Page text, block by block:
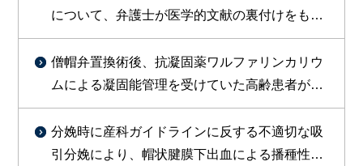
について、弁護士が医学的文献の裏付けをもっ
て主張し、総額約1800万円で勝訴的和解が成立
した事例
僧帽弁置換術後、抗凝固薬ワルファリンカリウ
ムによる凝固能管理を受けていた高齢患者が、
皮膚疾患治療のためセフェム系抗菌薬等の投与
を受けたところ、PT-INR異常高値（9.51）を示
し、その9日後に脳出血を発症し、常時要介護状
分娩時に産科ガイドラインに反する不適切な吸
引分娩により、帽状腱膜下出血による播種性血